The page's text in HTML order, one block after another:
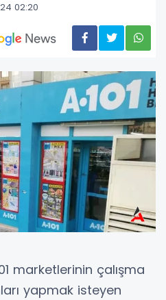
02:20
marketlerinin çalışma
yapmak isteyen